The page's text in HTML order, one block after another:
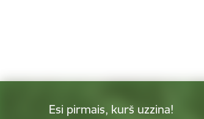
Esi pirmais, kurš uzzina!